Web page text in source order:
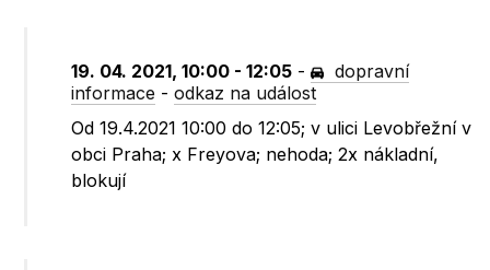
19. 04. 2021, 10:00 - 12:05 -
dopravní
informace -odkaz na událost
Od 19.4.2021 10:00 do 12:05; v ulici Levobřežní v
obci Praha; x Freyova; nehoda; 2x nákladní,
blokují